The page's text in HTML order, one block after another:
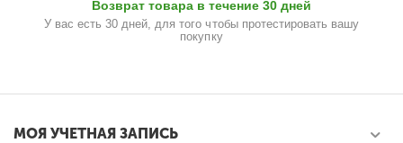
Возврат товара в течение 30 дней
У вас есть 30 дней, для того чтобы протестировать вашу
покупку
МОЯ УЧЕТНАЯ ЗАПИСЬ